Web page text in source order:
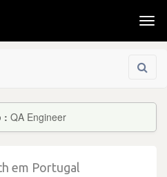
: QA Engineer
em Portugal